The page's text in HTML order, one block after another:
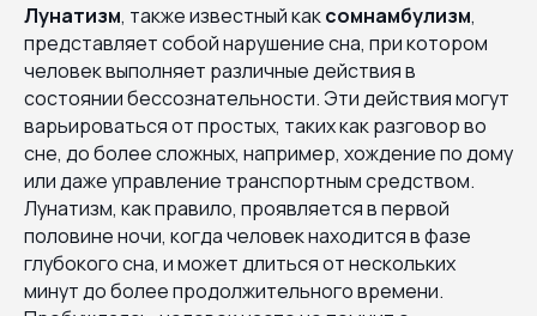
Лунатизм, также известный каксомнамбулизм,
представляет собой нарушение сна, при котором
человек выполняет различные действия в
состоянии бессознательности. Эти действия могут
варьироваться от простых, таких как разговор во
сне, до более сложных, например, хождение по дому
или даже управление транспортным средством.
Лунатизм, как правило, проявляется в первой
половине ночи, когда человек находится в фазе
глубокого сна, и может длиться от нескольких
минут до более продолжительного времени.